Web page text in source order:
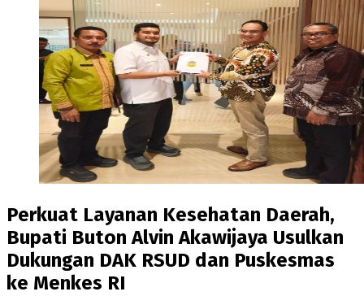
Perkuat Layanan Kesehatan Daerah,
Bupati Buton Alvin Akawijaya Usulkan
Dukungan DAK RSUD dan Puskesmas
ke Menkes RI